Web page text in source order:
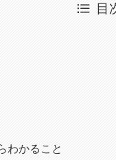
目
わかること